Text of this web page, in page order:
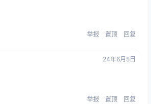
举报 置顶 回复
24年6月5日
举报 置顶 回复